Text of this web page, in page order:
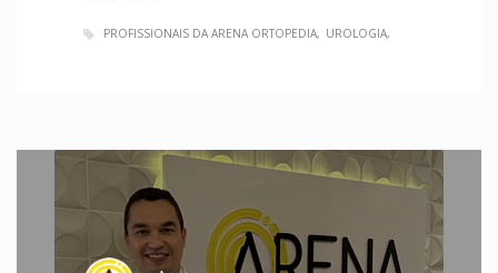
PROFISSIONAIS DA ARENA ORTOPEDIA UROLOGIA